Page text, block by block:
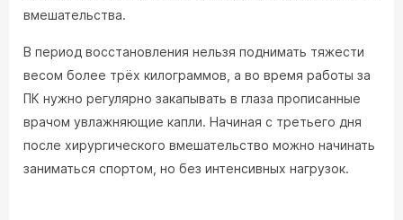
вмешательства.
В период восстановления нельзя поднимать тяжести
весом более трёх килограммов, а во время работы за
ПК нужно регулярно закапывать в глаза прописанные
врачом увлажняющие капли. Начиная с третьего дня
после хирургического вмешательство можно начинать
заниматься спортом, но без интенсивных нагрузок.